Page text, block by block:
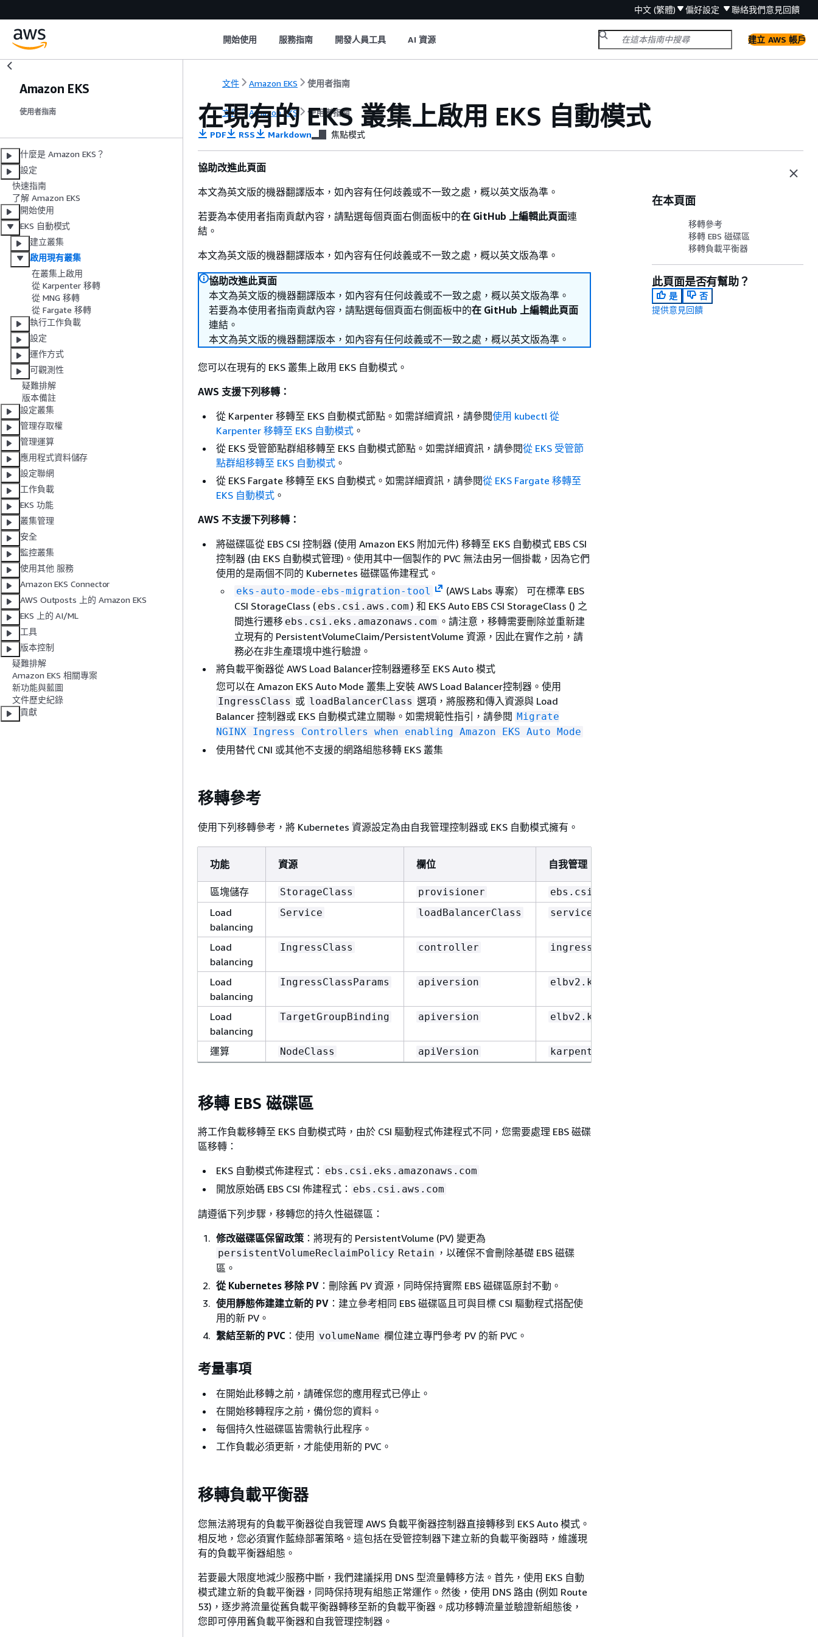
中文 (繁體) 偏好設定 聯絡我們意見回饋
開始使用 服務指南 開發人員工具 AI 資源 建立 AWS 帳戶
Amazon EKS
使用者指南
什麼是 Amazon EKS？
設定
快速指南
了解 Amazon EKS
開始使用
EKS 自動模式
建立叢集
啟用現有叢集
在叢集上啟用
從 Karpenter 移轉
從 MNG 移轉
從 Fargate 移轉
執行工作負載
設定
運作方式
可觀測性
疑難排解
版本備註
設定叢集
管理存取權
管理運算
應用程式資料儲存
設定聯網
工作負載
EKS 功能
叢集管理
安全
監控叢集
使用其他 服務
Amazon EKS Connector
AWS Outposts 上的 Amazon EKS
EKS 上的 AI/ML
工具
版本控制
疑難排解
Amazon EKS 相關專案
新功能與藍圖
文件歷史紀錄
貢獻
文件 Amazon EKS 使用者指南
文件 Amazon EKS 使用者指南
在現有的 EKS 叢集上啟用 EKS 自動模式
PDF RSS Markdown 焦點模式
協助改進此頁面
本文為英文版的機器翻譯版本，如內容有任何歧義或不一致之處，概以英文版為準。
若要為本使用者指南貢獻內容，請點選每個頁面右側面板中的在 GitHub 上編輯此頁面連
結。
本文為英文版的機器翻譯版本，如內容有任何歧義或不一致之處，概以英文版為準。
協助改進此頁面
本文為英文版的機器翻譯版本，如內容有任何歧義或不一致之處，概以英文版為準。
若要為本使用者指南貢獻內容，請點選每個頁面右側面板中的在 GitHub 上編輯此頁面
連結。
本文為英文版的機器翻譯版本，如內容有任何歧義或不一致之處，概以英文版為準。
您可以在現有的 EKS 叢集上啟用 EKS 自動模式。
AWS 支援下列移轉：
從 Karpenter 移轉至 EKS 自動模式節點。如需詳細資訊，請參閱使用 kubectl 從
Karpenter 移轉至 EKS 自動模式 。
從 EKS 受管節點群組移轉至 EKS 自動模式節點。如需詳細資訊，請參閱從 EKS 受管節
點群組移轉至 EKS 自動模式 。
從 EKS Fargate 移轉至 EKS 自動模式。如需詳細資訊，請參閱從 EKS Fargate 移轉至
EKS 自動模式 。
AWS 不支援下列移轉：
將磁碟區從 EBS CSI 控制器 (使用 Amazon EKS 附加元件) 移轉至 EKS 自動模式 EBS CSI
控制器 (由 EKS 自動模式管理)。使用其中一個製作的 PVC 無法由另一個掛載，因為它們
使用的是兩個不同的 Kubernetes 磁碟區佈建程式。
eks-auto-mode-ebs-migration-tool
(AWS Labs 專案） 可在標準 EBS
CSI StorageClass ( ebs.csi.aws.com ) 和 EKS Auto EBS CSI StorageClass () 之
間進行遷移 ebs.csi.eks.amazonaws.com 。請注意，移轉需要刪除並重新建
立現有的 PersistentVolumeClaim/PersistentVolume 資源，因此在實作之前，請
務必在非生產環境中進行驗證。
將負載平衡器從 AWS Load Balancer控制器遷移至 EKS Auto 模式
您可以在 Amazon EKS Auto Mode 叢集上安裝 AWS Load Balancer控制器。使用
IngressClass 或 loadBalancerClass 選項，將服務和傳入資源與 Load
Balancer 控制器或 EKS 自動模式建立關聯。如需規範性指引，請參閱 Migrate
NGINX Ingress Controllers when enabling Amazon EKS Auto Mode
使用替代 CNI 或其他不支援的網路組態移轉 EKS 叢集
移轉參考
使用下列移轉參考，將 Kubernetes 資源設定為由自我管理控制器或 EKS 自動模式擁有。
功能 資源 欄位 自我管理
區塊儲存 StorageClass provisioner ebs.csi.aws.com
Load
balancing
Service loadBalancerClass service.k8s.aws/nlb
Load
balancing
IngressClass controller ingress.k8s.aws/alb
Load
balancing
IngressClassParams apiversion elbv2.k8s.aws/v1beta1
Load
balancing
TargetGroupBinding apiversion elbv2.k8s.aws/v1beta1
運算 NodeClass apiVersion karpenter.sh/v1
移轉 EBS 磁碟區
將工作負載移轉至 EKS 自動模式時，由於 CSI 驅動程式佈建程式不同，您需要處理 EBS 磁碟
區移轉：
EKS 自動模式佈建程式： ebs.csi.eks.amazonaws.com
開放原始碼 EBS CSI 佈建程式： ebs.csi.aws.com
請遵循下列步驟，移轉您的持久性磁碟區：
修改磁碟區保留政策：將現有的 PersistentVolume (PV) 變更為
persistentVolumeReclaimPolicy Retain ，以確保不會刪除基礎 EBS 磁碟
區。
從 Kubernetes 移除 PV ：刪除舊 PV 資源，同時保持實際 EBS 磁碟區原封不動。
使用靜態佈建建立新的 PV ：建立參考相同 EBS 磁碟區且可與目標 CSI 驅動程式搭配使
用的新 PV。
繫結至新的 PVC ：使用 volumeName 欄位建立專門參考 PV 的新 PVC。
考量事項
在開始此移轉之前，請確保您的應用程式已停止。
在開始移轉程序之前，備份您的資料。
每個持久性磁碟區皆需執行此程序。
工作負載必須更新，才能使用新的 PVC。
移轉負載平衡器
您無法將現有的負載平衡器從自我管理 AWS 負載平衡器控制器直接轉移到 EKS Auto 模式。
相反地，您必須實作藍綠部署策略。這包括在受管控制器下建立新的負載平衡器時，維護現
有的負載平衡器組態。
若要最大限度地減少服務中斷，我們建議採用 DNS 型流量轉移方法。首先，使用 EKS 自動
模式建立新的負載平衡器，同時保持現有組態正常運作。然後，使用 DNS 路由 (例如 Route
53)，逐步將流量從舊負載平衡器轉移至新的負載平衡器。成功移轉流量並驗證新組態後，
您即可停用舊負載平衡器和自我管理控制器。
在本頁面
移轉參考
移轉 EBS 磁碟區
移轉負載平衡器
此頁面是否有幫助？
是
否
提供意見回饋